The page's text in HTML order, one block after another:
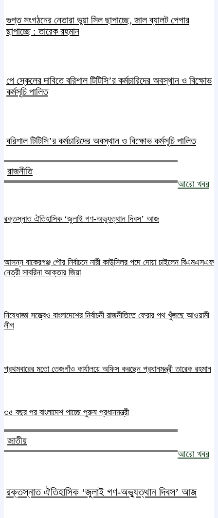
গুপ্ত সংগঠনের নেতারা ভুয়া সিল ছাপাচ্ছে, জাল ব্যালট পেপার
ছাপাচ্ছে : তারেক রহমান
পে স্কেলের দাবিতে বরিশাল টিটিসি’র কর্মচারিদের অবস্থান ও বিক্ষোভ
কর্মসূচি পালিত
বরিশাল টিটিসি’র কর্মচারিদের অবস্থান ও বিক্ষোভ কর্মসূচি পালিত
আরো খবর
রাজনীতি
রক্তস্নাত ঐতিহাসিক ‌‘জুলাই গণ-অভ্যুত্থান দিবস’ আজ
আসন্ন বাকেরগঞ্জ পৌর নির্বাচনে নারী কাউন্সিলর পদে দোয়া চাইলেন বিএমএসএফ
নেত্রী সাবরিনা আক্তার জিয়া
নিষেধাজ্ঞা সত্ত্বেও বাংলাদেশের নির্বাচনী রাজনীতিতে ফেরার পথ খুঁজছে আওয়ামী
লীগ
প্রথমবারের মতো তেজগাঁও কার্যালয়ে অফিস করছেন প্রধানমন্ত্রী তারেক রহমান
৩৫ বছর পর বাংলাদেশ পাচ্ছে পুরুষ প্রধানমন্ত্রী
আরো খবর
জাতীয়
রক্তস্নাত ঐতিহাসিক ‌‘জুলাই গণ-অভ্যুত্থান দিবস’ আজ